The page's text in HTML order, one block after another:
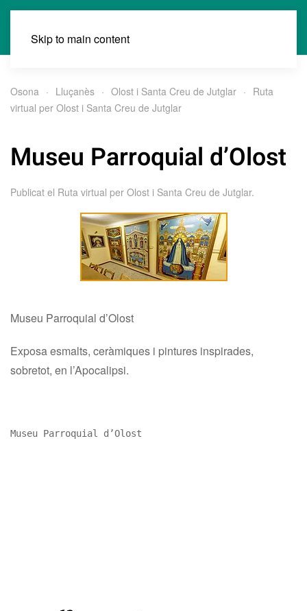
Skip to main content
Osona Lluçanès Olost i Santa Creu de Jutglar
Ruta
virtual per Olost i Santa Creu de Jutglar
Museu Parroquial d’Olost
Publicat el Ruta virtual per Olost i Santa Creu de Jutglar.
Museu Parroquial d’Olost
Exposa esmalts, ceràmiques i pintures inspirades,
sobretot, en l’Apocalipsi.
Museu Parroquial d’Olost